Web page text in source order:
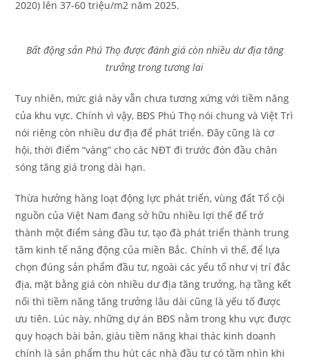
2020) lên 37-60 triệu/m2 năm 2025.
Bất động sản Phú Thọ được đánh giá còn nhiều dư địa tăng
trưởng trong tương lai
Tuy nhiên, mức giá này vẫn chưa tương xứng với tiềm năng
của khu vực. Chính vì vậy, BĐS Phú Thọ nói chung và Việt Trì
nói riêng còn nhiều dư địa để phát triển. Đây cũng là cơ
hội, thời điểm “vàng” cho các NĐT đi trước đón đầu chân
sóng tăng giá trong dài hạn.
Thừa hưởng hàng loạt động lực phát triển, vùng đất Tổ cội
nguồn của Việt Nam đang sở hữu nhiều lợi thế để trở
thành một điểm sáng đầu tư, tạo đà phát triển thành trung
tâm kinh tế năng động của miền Bắc. Chính vì thế, để lựa
chọn đúng sản phẩm đầu tư, ngoài các yếu tố như vị trí đắc
địa, mặt bằng giá còn nhiều dư địa tăng trưởng, hạ tầng kết
nối thì tiềm năng tăng trưởng lâu dài cũng là yếu tố được
ưu tiên. Lúc này, những dự án BĐS nằm trong khu vực được
quy hoạch bài bản, giàu tiềm năng khai thác kinh doanh
chính là sản phẩm thu hút các nhà đầu tư có tầm nhìn khi